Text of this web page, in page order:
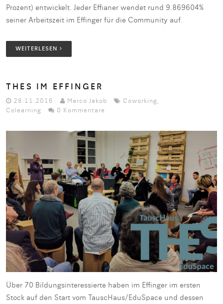
Prozent) entwickelt. Jeder Effianer wendet rund 9.869604%
seiner Arbeitszeit im Effinger für die Community auf.
WEITERLESEN
THES IM EFFINGER
28.11.2016 Marco Jakob Coworking,
Colearning
0 Kommentare
Über 70 Bildungsinteressierte haben im Effinger im ersten
Stock auf den Start vom TauscHaus/EduSpace und dessen